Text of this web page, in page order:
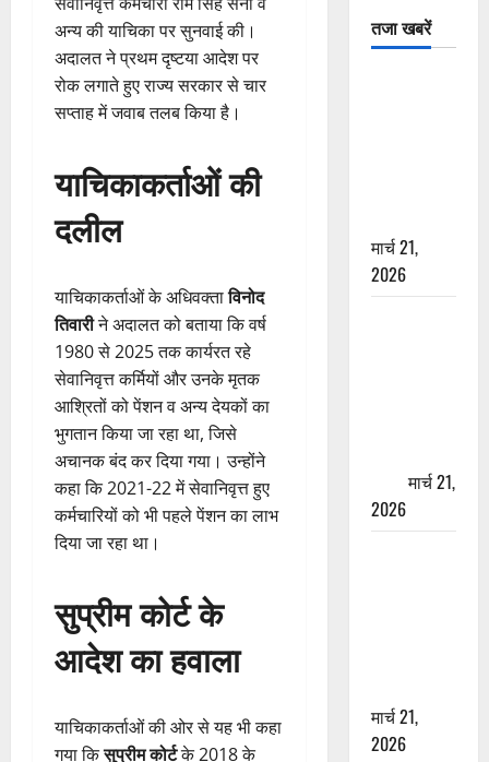
अन्य की याचिका पर सुनवाई की।
अदालत ने प्रथम दृष्टया आदेश पर
रोक लगाते हुए राज्य सरकार से चार
सप्ताह में जवाब तलब किया है।
याचिकाकर्ताओं की
दलील
याचिकाकर्ताओं के अधिवक्ताविनोद
तिवारीने अदालत को बताया कि वर्ष
1980 से 2025 तक कार्यरत रहे
सेवानिवृत्त कर्मियों और उनके मृतक
आश्रितों को पेंशन व अन्य देयकों का
भुगतान किया जा रहा था, जिसे
अचानक बंद कर दिया गया। उन्होंने
कहा कि 2021-22 में सेवानिवृत्त हुए
कर्मचारियों को भी पहले पेंशन का लाभ
दिया जा रहा था।
सुप्रीम कोर्ट के
आदेश का हवाला
याचिकाकर्ताओं की ओर से यह भी कहा
गया किसुप्रीम कोर्टके 2018 के
तजा खबरें
मार्च 21,
2026
मार्च 21,
2026
मार्च 21,
2026